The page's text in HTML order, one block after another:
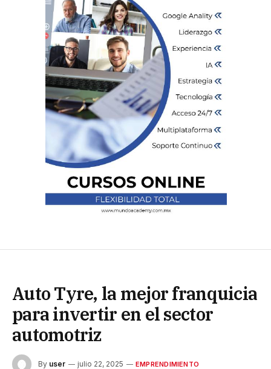
Auto Tyre, la mejor franquicia
para invertir en el sector
automotriz
By user julio 22, 2025 EMPRENDIMIENTO